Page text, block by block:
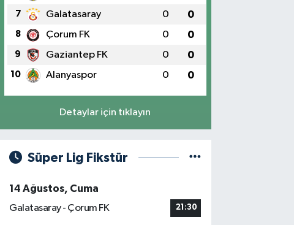
7 Galatasaray 0 0
8 Çorum FK 0 0
9 Gaziantep FK 0 0
10 Alanyaspor 0 0
Detaylar için tıklayın
Süper Lig Fikstür
14 Ağustos, Cuma
Galatasaray - Çorum FK
21:30